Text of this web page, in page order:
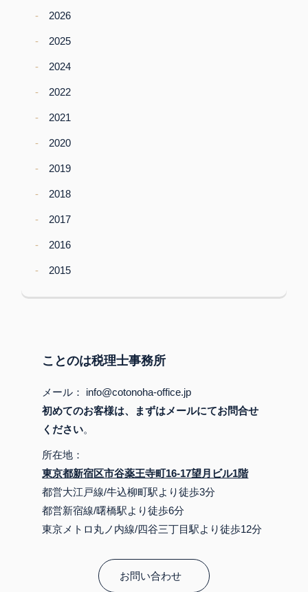
2026
2025
2024
2022
2021
2020
2019
2018
2017
2016
2015
ことのは税理士事務所
メール： info@cotonoha-office.jp
初めてのお客様は、まずはメールにてお問合せ
ください。
所在地：
東京都新宿区市谷薬王寺町16-17望月ビル1階
都営大江戸線/牛込柳町駅より徒歩3分
都営新宿線/曙橋駅より徒歩6分
東京メトロ丸ノ内線/四谷三丁目駅より徒歩12分
お問い合わせ